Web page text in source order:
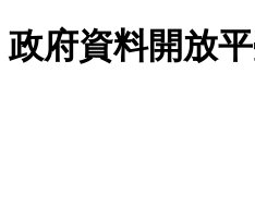
跳至主要內容
政府資料開放